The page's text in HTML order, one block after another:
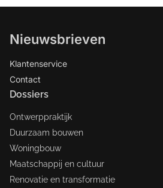
Nieuwsbrieven
Klantenservice
Contact
Dossiers
Ontwerppraktijk
Duurzaam bouwen
Woningbouw
Maatschappij en cultuur
Renovatie en transformatie